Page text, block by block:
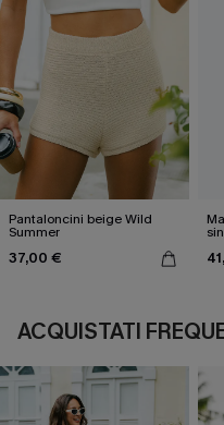
Pantaloncini beige Wild
Summer
37,00 €
ACQUISTATI